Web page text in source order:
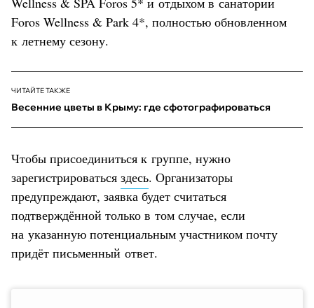
Foros Wellness & Park 4*, полностью обновленном
к летнему сезону.
ЧИТАЙТЕ ТАКЖЕ
Весенние цветы в Крыму: где сфотографироваться
Чтобы присоединиться к группе, нужно
зарегистрироваться здесь. Организаторы
предупреждают, заявка будет считаться
подтверждённой только в том случае, если
на указанную потенциальным участником почту
придёт письменный ответ.